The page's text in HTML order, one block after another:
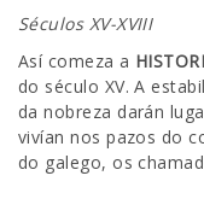
Séculos XV-XVIII
Así comeza a
do século XV. A
da nobreza darán
vivían nos pazos do
do galego, os